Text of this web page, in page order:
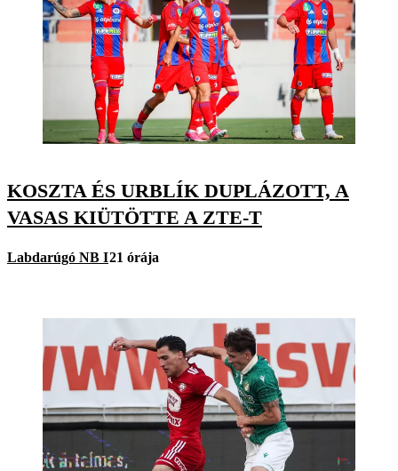
KOSZTA ÉS URBLÍK DUPLÁZOTT, A
VASAS KIÜTÖTTE A ZTE-T
Labdarúgó NB I21 órája